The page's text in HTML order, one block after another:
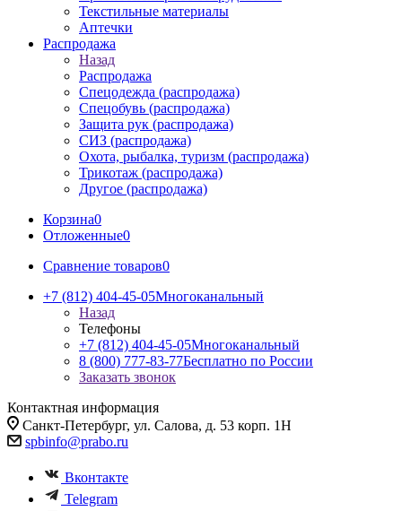
Текстильные материалы
Аптечки
Распродажа
Назад
Распродажа
Спецодежда (распродажа)
Спецобувь (распродажа)
Защита рук (распродажа)
СИЗ (распродажа)
Охота, рыбалка, туризм (распродажа)
Трикотаж (распродажа)
Другое (распродажа)
Корзина0
Отложенные0
Сравнение товаров0
+7 (812) 404-45-05Многоканальный
Назад
Телефоны
+7 (812) 404-45-05Многоканальный
8 (800) 777-83-77Бесплатно по России
Заказать звонок
Контактная информация
Санкт-Петербург, ул. Салова, д. 53 корп. 1Н
spbinfo@prabo.ru
Вконтакте
Telegram